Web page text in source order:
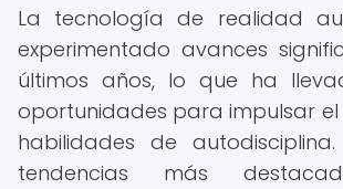
La tecnología de realidad
experimentado avances
últimos años, lo que ha
oportunidades para impulsar
habilidades de
tendencias más